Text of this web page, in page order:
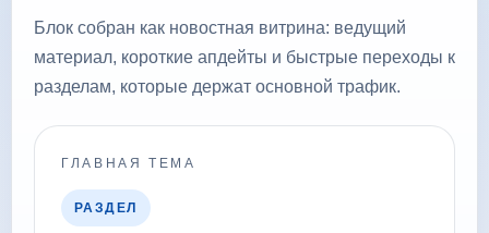
Блок собран как новостная витрина: ведущий
материал, короткие апдейты и быстрые переходы к
разделам, которые держат основной трафик.
ГЛАВНАЯ ТЕМА
РАЗДЕЛ